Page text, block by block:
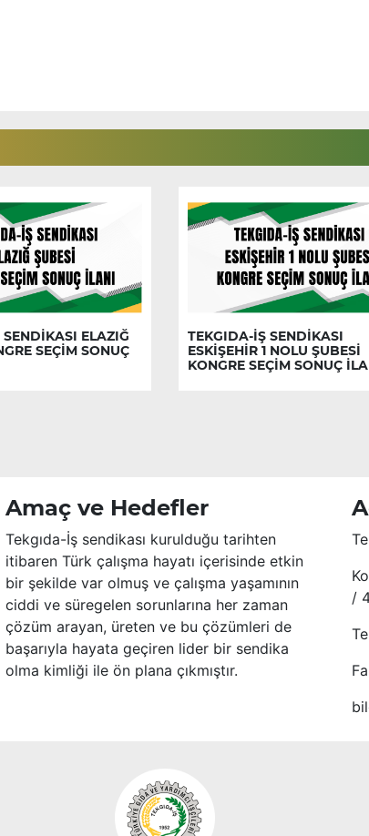
ELAZIĞ
SEÇİM SONUÇ
TEKGIDA-İŞ SENDİKASI
ESKİŞEHİR 1 NOLU ŞUBESİ
KONGRE SEÇİM SONUÇ
Amaç ve Hedefler
Tekgıda-İş sendikası kurulduğu tarihten
itibaren Türk çalışma hayatı içerisinde etkin
bir şekilde var olmuş ve çalışma yaşamının
ciddi ve süregelen sorunlarına her zaman
çözüm arayan, üreten ve bu çözümleri de
başarıyla hayata geçiren lider bir sendika
olma kimliği ile ön plana çıkmıştır.
/